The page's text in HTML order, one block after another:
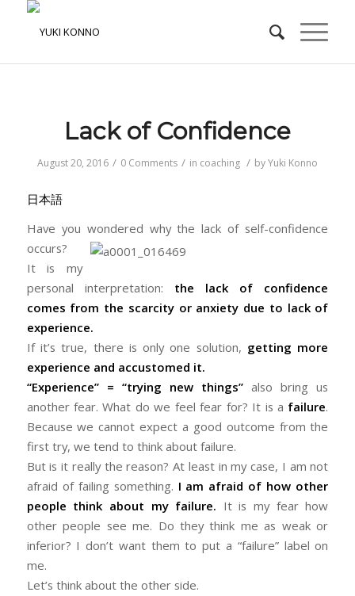
Lack of Confidence
August 20, 2016 / 0 Comments / in coaching / byYuki Konno
日本語
Have you wondered why the lack of self-confidence
occurs?
It is my
personal interpretation: the lack of confidence
comes from the scarcity or anxiety due to lack of
experience.
If it’s true, there is only one solution, getting more
experience and accustomed it.
“Experience” = “trying new things” also bring us
another fear. What do we feel fear for? It is a failure.
Because we cannot expect a good outcome from the
first try, we tend to think about failure.
But is it really the reason? At least in my case, I am not
afraid of failing something. I am afraid of how other
people think about my failure. It is my fear how
other people see me. Do they think me as weak or
inferior? I don’t want them to put a “failure” label on
me.
Let’s think about the other side.